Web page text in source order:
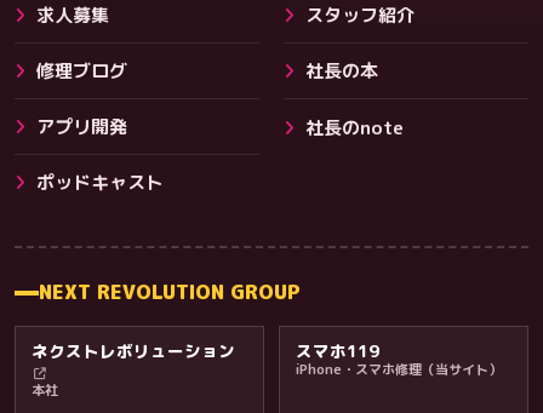
その他サービス
求人募集 スタッフ紹介
修理ブログ 社長の本
アプリ開発 社長のnote
ポッドキャスト
NEXT REVOLUTION GROUP
ネクストレボリューション
本社
スマホ119
iPhone・スマホ修理（当サイト）